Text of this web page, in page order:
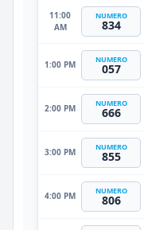
11:00
AM
NUMERO
834
1:00 PM NUMERO
057
2:00 PM NUMERO
666
3:00 PM NUMERO
855
4:00 PM NUMERO
806